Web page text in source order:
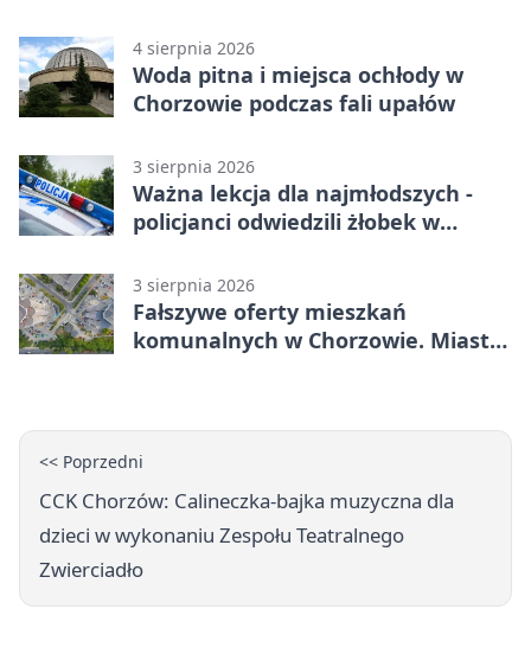
4 sierpnia 2026
Woda pitna i miejsca ochłody w
Chorzowie podczas fali upałów
3 sierpnia 2026
Ważna lekcja dla najmłodszych -
policjanci odwiedzili żłobek w
3 sierpnia 2026
Fałszywe oferty mieszkań
komunalnych w Chorzowie. Miasto
<< Poprzedni
CCK Chorzów: Calineczka-bajka muzyczna dla
dzieci w wykonaniu Zespołu Teatralnego
Zwierciadło